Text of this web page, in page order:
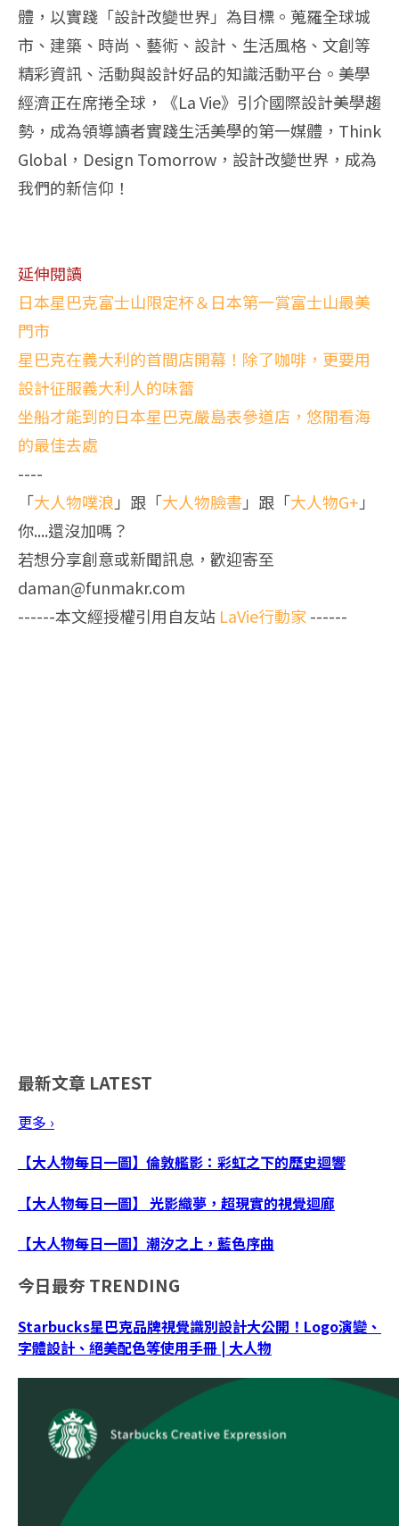
體，以實踐「設計改變世界」為目標。蒐羅全球城
市、建築、時尚、藝術、設計、生活風格、文創等
精彩資訊、活動與設計好品的知識活動平台。美學
經濟正在席捲全球，《La Vie》引介國際設計美學趨
勢，成為領導讀者實踐生活美學的第一媒體，Think
Global，Design Tomorrow，設計改變世界，成為
我們的新信仰！
延伸閱讀
日本星巴克富士山限定杯＆日本第一賞富士山最美
門市
星巴克在義大利的首間店開幕！除了咖啡，更要用
設計征服義大利人的味蕾
坐船才能到的日本星巴克嚴島表參道店，悠閒看海
的最佳去處
----
「大人物噗浪 」跟「大人物臉書」跟「大人物G+ 」
你....還沒加嗎？
若想分享創意或新聞訊息，歡迎寄至
daman@funmakr.com
------本文經授權引用自友站 LaVie行動家 ------
最新文章 LATEST
更多 ›
【大人物每日一圖】倫敦艦影：彩虹之下的歷史迴響
【大人物每日一圖】 光影織夢，超現實的視覺迴廊
【大人物每日一圖】潮汐之上，藍色序曲
今日最夯 TRENDING
Starbucks星巴克品牌視覺識別設計大公開！Logo演變、
字體設計、絕美配色等使用手冊 | 大人物